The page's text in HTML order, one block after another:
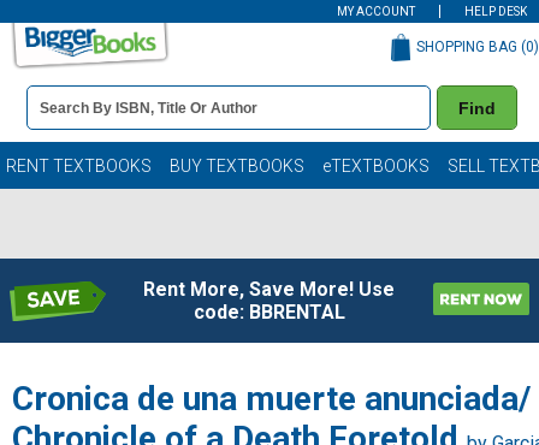
MY ACCOUNT HELP DESK
Book
Details
Search
Bar
Find
SHOPPING BAG (0)
RENT TEXTBOOKS BUY TEXTBOOKS eTEXTBOOKS SELL
Rent More, Save More! Use
code: BBRENTAL
Cronica de una muerte anunciada/